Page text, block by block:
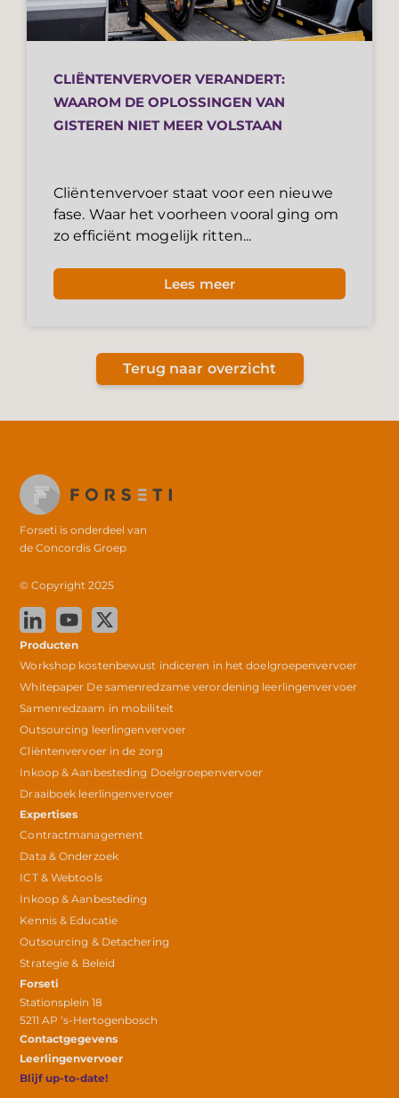
CLIËNTENVERVOER VERANDERT:
WAAROM DE OPLOSSINGEN VAN
GISTEREN NIET MEER VOLSTAAN
Cliëntenvervoer staat voor een nieuwe
fase. Waar het voorheen vooral ging om
zo efficiënt mogelijk ritten...
Lees meer
Terug naar overzicht
Forseti is onderdeel van
deConcordis Groep
© Copyright 2025
Producten
Workshop kostenbewust indiceren in het doelgroepenvervoer
Whitepaper De samenredzame verordening leerlingenvervoer
Samenredzaam in mobiliteit
Outsourcing leerlingenvervoer
Cliëntenvervoer in de zorg
Inkoop & Aanbesteding Doelgroepenvervoer
Draaiboek leerlingenvervoer
Expertises
Contractmanagement
Data & Onderzoek
ICT & Webtools
Inkoop & Aanbesteding
Kennis & Educatie
Outsourcing & Detachering
Strategie & Beleid
Forseti
Stationsplein 18
5211 AP ‘s-Hertogenbosch
Contactgegevens
Leerlingenvervoer
Blijf up-to-date!